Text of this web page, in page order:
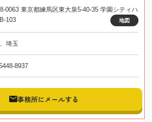
0063 東京都練馬区東大泉5-40-35 学園シティハ
103
地図
埼玉
8937
事務所にメールする